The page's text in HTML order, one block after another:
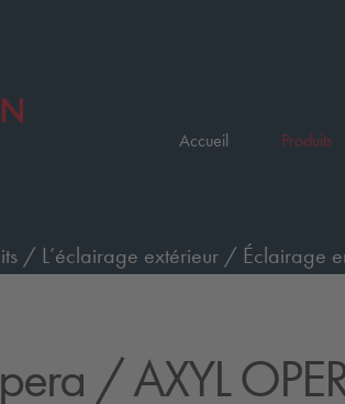
Accueil Produits
/ L’éclairage extérieur / Éclairage
/ AXYL